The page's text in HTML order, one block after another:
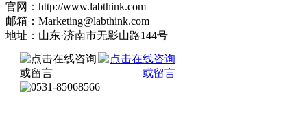
官网：http://www.labthink.com
邮箱：Marketing@labthink.com
地址：山东·济南市无影山路144号